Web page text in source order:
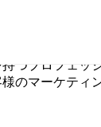
つプロフェッ
のマーケティ